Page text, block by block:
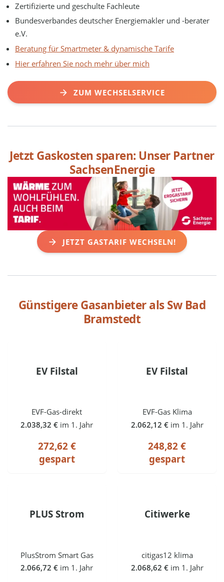
Zertifizierte und geschulte Fachleute
Bundesverbandes deutscher Energiemakler und -berater
e.V.
Beratung für Smartmeter & dynamische Tarife
Hier erfahren Sie noch mehr über mich
ZUM WECHSELSERVICE
Jetzt Gaskosten sparen: Unser Partner
SachsenEnergie
JETZT GASTARIF WECHSELN!
Günstigere Gasanbieter alsSw Bad
Bramstedt
EV Filstal
EVF-Gas-direkt
2.038,32 € im 1. Jahr
272,62 €
gespart
EV Filstal
EVF-Gas Klima
2.062,12 € im 1. Jahr
248,82 €
gespart
PLUS Strom
PlusStrom Smart Gas
2.066,72 € im 1. Jahr
Citiwerke
citigas12 klima
2.068,62 € im 1. Jahr